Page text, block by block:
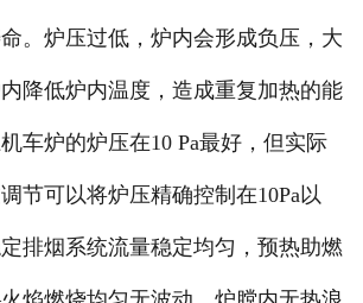
。炉压过低，炉内会形成负压，大
降低炉内温度，造成重复加热的能
车炉的炉压在10 Pa最好，但实际
节可以将炉压精确控制在10Pa以
排烟系统流量稳定均匀，预热助燃